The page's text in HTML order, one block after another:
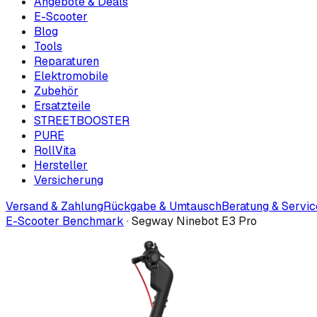
E-Scooter
Blog
Tools
Reparaturen
Elektromobile
Zubehör
Ersatzteile
STREETBOOSTER
PURE
RollVita
Hersteller
Versicherung
Versand & ZahlungRückgabe & UmtauschBeratung &
E-Scooter Benchmark ·Segway Ninebot E3 Pro